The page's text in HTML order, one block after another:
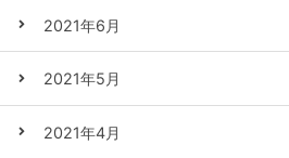
2021年6月
2021年5月
2021年4月